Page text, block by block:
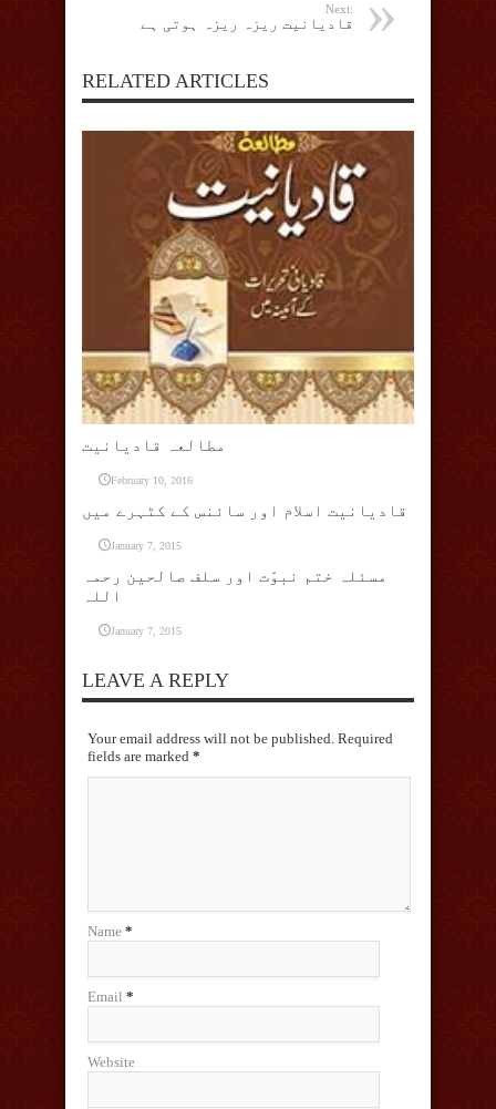
Next:
قادیانیت ریزہ ریزہ ہوتی ہے
RELATED ARTICLES
مطالعہ قادیانیت
February 10, 2016
قادیانیت اسلام اور سائنس کے کٹہرے میں
January 7, 2015
مسئلہ ختم نبوّت اور سلف صالحین رحمہ
اللہ
January 7, 2015
LEAVE A REPLY
Your email address will not be published. Required
fields are marked *
Name *
Email *
Website